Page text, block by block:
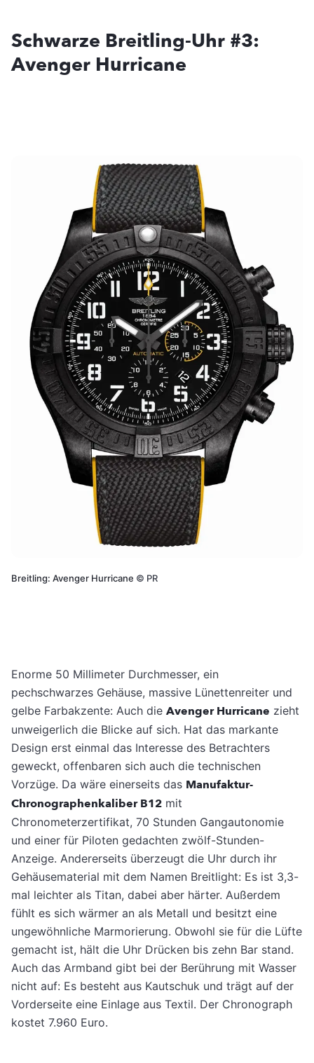
Schwarze Breitling-Uhr #3:
Avenger Hurricane
Breitling: Avenger Hurricane © PR
Enorme 50 Millimeter Durchmesser, ein
pechschwarzes Gehäuse, massive Lünettenreiter und
gelbe Farbakzente: Auch die Avenger Hurricane zieht
unweigerlich die Blicke auf sich. Hat das markante
Design erst einmal das Interesse des Betrachters
geweckt, offenbaren sich auch die technischen
Vorzüge. Da wäre einerseits das Manufaktur-
Chronographenkaliber B12 mit
Chronometerzertifikat, 70 Stunden Gangautonomie
und einer für Piloten gedachten zwölf-Stunden-
Anzeige. Andererseits überzeugt die Uhr durch ihr
Gehäusematerial mit dem Namen Breitlight: Es ist 3,3-
mal leichter als Titan, dabei aber härter. Außerdem
fühlt es sich wärmer an als Metall und besitzt eine
ungewöhnliche Marmorierung. Obwohl sie für die Lüfte
gemacht ist, hält die Uhr Drücken bis zehn Bar stand.
Auch das Armband gibt bei der Berührung mit Wasser
nicht auf: Es besteht aus Kautschuk und trägt auf der
Vorderseite eine Einlage aus Textil. Der Chronograph
kostet 7.960 Euro.